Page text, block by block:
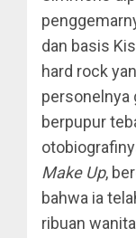
dan basis
hard rock
personelnya
berpupur
Make Up,
bahwa ia
ribuan